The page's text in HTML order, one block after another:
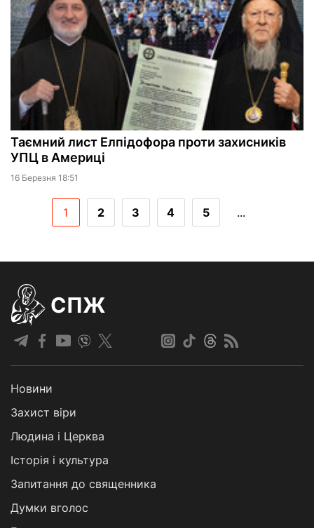
Таємний лист Елпідофора проти захисників
УПЦ в Америці
16 Березня 18:51
1 2 3 4 5 ...
СПЖ
Новини
Захист віри
Людина і Церква
Історія і культура
Запитання до священника
Думки вголос